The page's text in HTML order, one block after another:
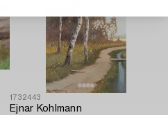
1732443
Ejnar Kohlmann